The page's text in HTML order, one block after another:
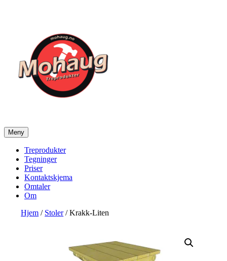
Mohaug Treprodukter
Salg av tegninger og treprodukter
Meny
Treprodukter
Tegninger
Priser
Kontaktskjema
Omtaler
Om
Hjem / Stoler/ Krakk-Liten